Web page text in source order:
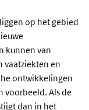
op het gebied
kunnen van
vaatziekten en
ontwikkelingen
voorbeeld. Als de
dan in het